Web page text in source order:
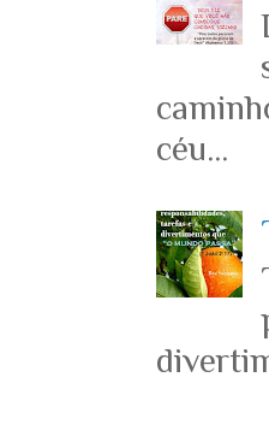
céu...